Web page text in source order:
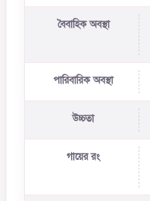
বৈবাহিক অবস্থা
পারিবারিক অবস্থা
উচ্চতা
গায়ের রং